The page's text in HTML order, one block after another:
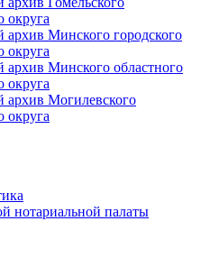
округа
архив Минского городского
округа
архив Минского областного
округа
архив Могилевского
округа
нотариальной палаты